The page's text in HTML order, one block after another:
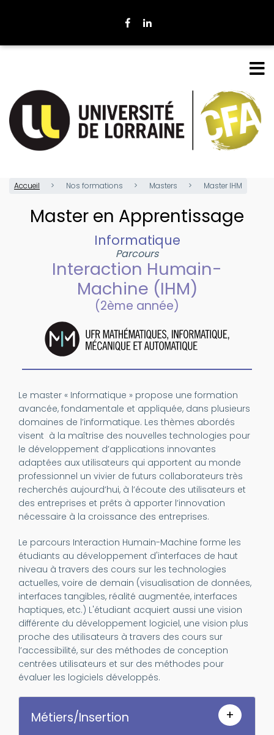
principal
Accueil Nos formations Masters Master IHM
Master en Apprentissage
Informatique
Parcours
Interaction Humain-
Machine (IHM)
(2ème année)
Le master « Informatique » propose une formation
avancée, fondamentale et appliquée, dans plusieurs
domaines de l’informatique. Les thèmes abordés
visent à la maîtrise des nouvelles technologies pour
le développement d’applications innovantes
adaptées aux utilisateurs qui apportent au monde
professionnel un vivier de futurs collaborateurs très
recherchés aujourd’hui, à l’écoute des utilisateurs et
des entreprises et prêts à apporter l’innovation
nécessaire à la croissance des entreprises.
Le parcours Interaction Humain-Machine forme les
étudiants au développement d'interfaces de haut
niveau à travers des cours sur les technologies
actuelles, voire de demain (visualisation de données,
interfaces tangibles, réalité augmentée, interfaces
haptiques, etc.) L'étudiant acquiert aussi une vision
différente du développement logiciel, une vision plus
proche des utilisateurs à travers des cours sur
l’accessibilité, sur des méthodes de conception
centrées utilisateurs et sur des méthodes pour
évaluer les logiciels développés.
Métiers/Insertion +